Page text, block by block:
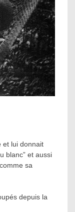
et lui donnait
blanc” et aussi
sa
depuis la